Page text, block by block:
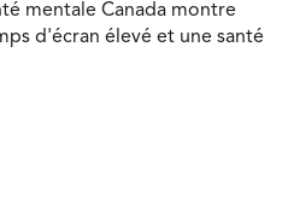
mentale Canada montre
d'écran élevé et une santé